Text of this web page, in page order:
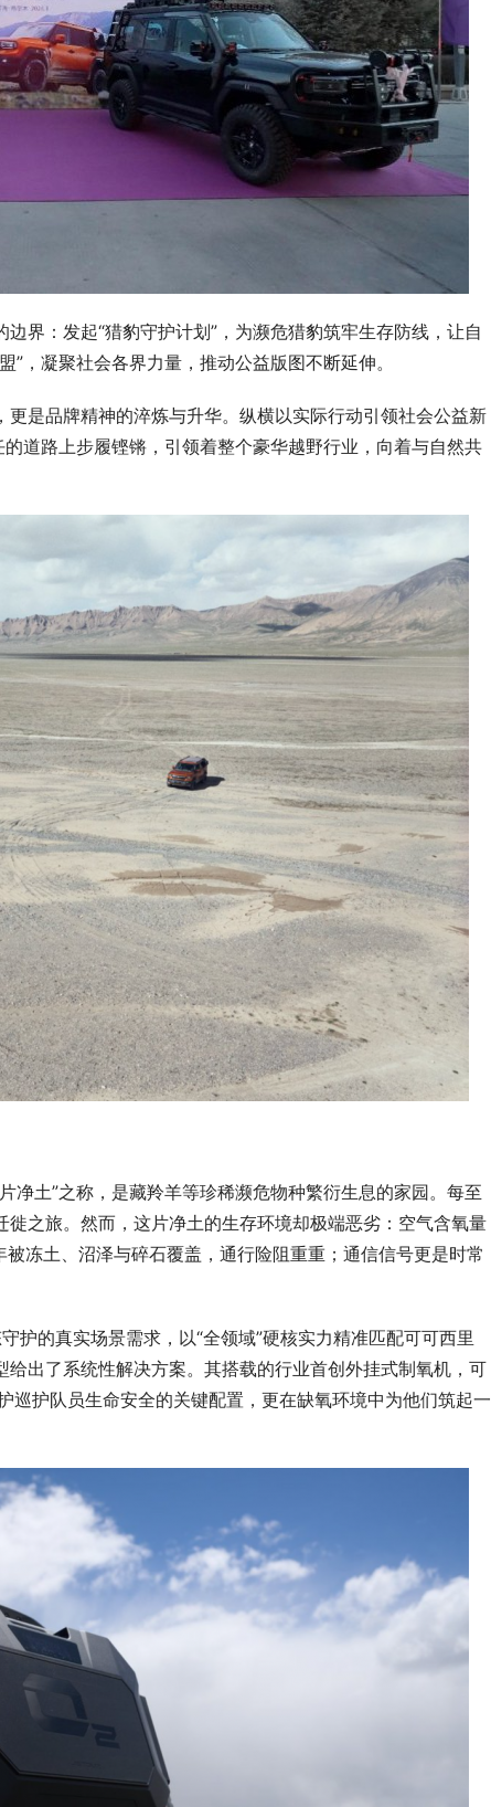
界：发起“猎豹守护计划”，为濒危猎豹筑牢生存防线，让自
，凝聚社会各界力量，推动公益版图不断延伸。
是品牌精神的淬炼与升华。纵横以实际行动引领社会公益新
道路上步履铿锵，引领着整个豪华越野行业，向着与自然共
净土”之称，是藏羚羊等珍稀濒危物种繁衍生息的家园。每至
之旅。然而，这片净土的生存环境却极端恶劣：空气含氧量
冻土、沼泽与碎石覆盖，通行险阻重重；通信信号更是时常
护的真实场景需求，以“全领域”硬核实力精准匹配可可西里
出了系统性解决方案。其搭载的行业首创外挂式制氧机，可
护队员生命安全的关键配置，更在缺氧环境中为他们筑起一